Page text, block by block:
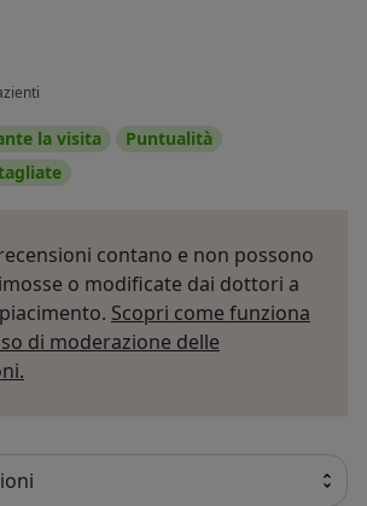
la visita
Puntualità
contano e non possono
o modificate dai dottori a
Scopri come funziona
di moderazione delle